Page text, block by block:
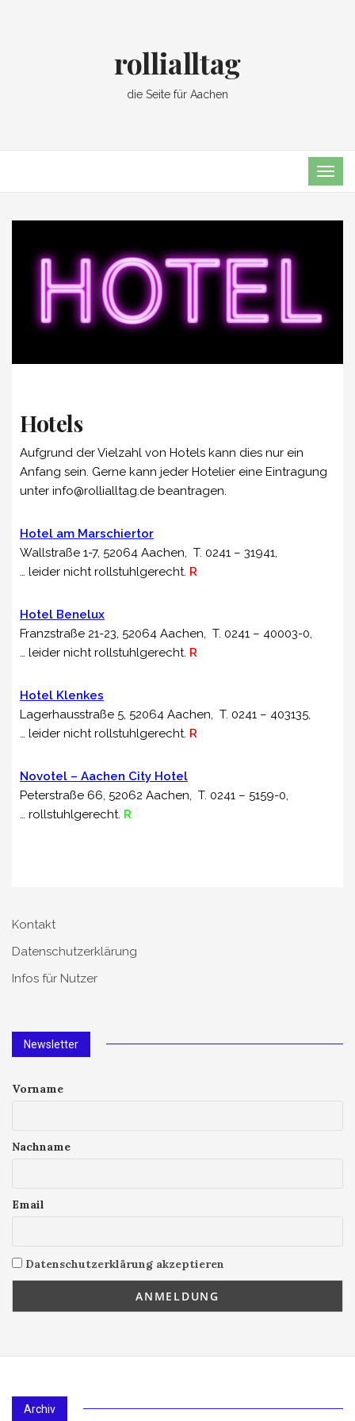
rollialltag
die Seite für Aachen
Hotels
Aufgrund der Vielzahl von Hotels kann dies nur ein
Anfang sein. Gerne kann jeder Hotelier eine Eintragung
unter info@rollialltag.de beantragen.
Hotel am Marschiertor
Wallstraße 1-7, 52064 Aachen, T. 0241 – 31941,
… leider nicht rollstuhlgerecht. R
Hotel Benelux
Franzstraße 21-23, 52064 Aachen, T. 0241 – 40003-0,
… leider nicht rollstuhlgerecht. R
Hotel Klenkes
Lagerhausstraße 5, 52064 Aachen, T. 0241 – 403135,
… leider nicht rollstuhlgerecht. R
Novotel – Aachen City Hotel
Peterstraße 66, 52062 Aachen, T. 0241 – 5159-0,
… rollstuhlgerecht. R
Kontakt
Datenschutzerklärung
Infos für Nutzer
Newsletter
Vorname
Nachname
Email
Datenschutzerklärung akzeptieren
Archiv